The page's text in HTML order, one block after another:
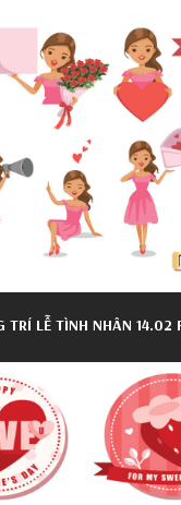
TRÍ LỄ TÌNH NHÂN 14.02